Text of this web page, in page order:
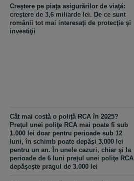
Creştere pe piaţa asigurărilor de viaţă:
creştere de 3,6 miliarde lei. De ce sunt
românii tot mai interesaţi de protecţie şi
investiţii
Cât mai costă o poliţă RCA în 2025?
Preţul unei poliţe RCA mai poate fi sub
1.000 lei doar pentru perioade sub 12
luni, în schimb poate depăşi 3.000 lei
pentru un an. În unele cazuri, chiar şi la
perioade de 6 luni preţul unei poliţe RCA
depăşeşte pragul de 3.000 lei